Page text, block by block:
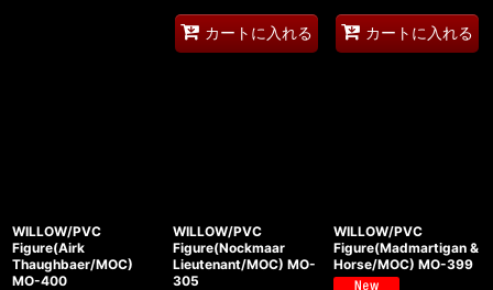
カートに入れる カートに入れる
WILLOW/PVC
Figure(Airk
Thaughbaer/MOC)
MO-400
WILLOW/PVC
Figure(Nockmaar
Lieutenant/MOC) MO-
305
WILLOW/PVC
Figure(Madmartigan &
Horse/MOC) MO-399